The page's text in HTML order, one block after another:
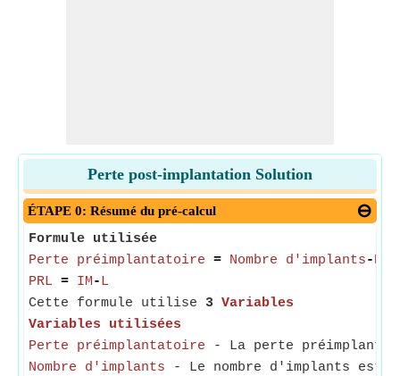
Perte post-implantation Solution
ÉTAPE 0: Résumé du pré-calcul
Formule utilisée
Perte préimplantatoire = Nombre d'implants-
PRL = IM-L
Cette formule utilise 3 Variables
Variables utilisées
Perte préimplantatoire - La perte
Nombre d'implants - Le nombre d'implants est